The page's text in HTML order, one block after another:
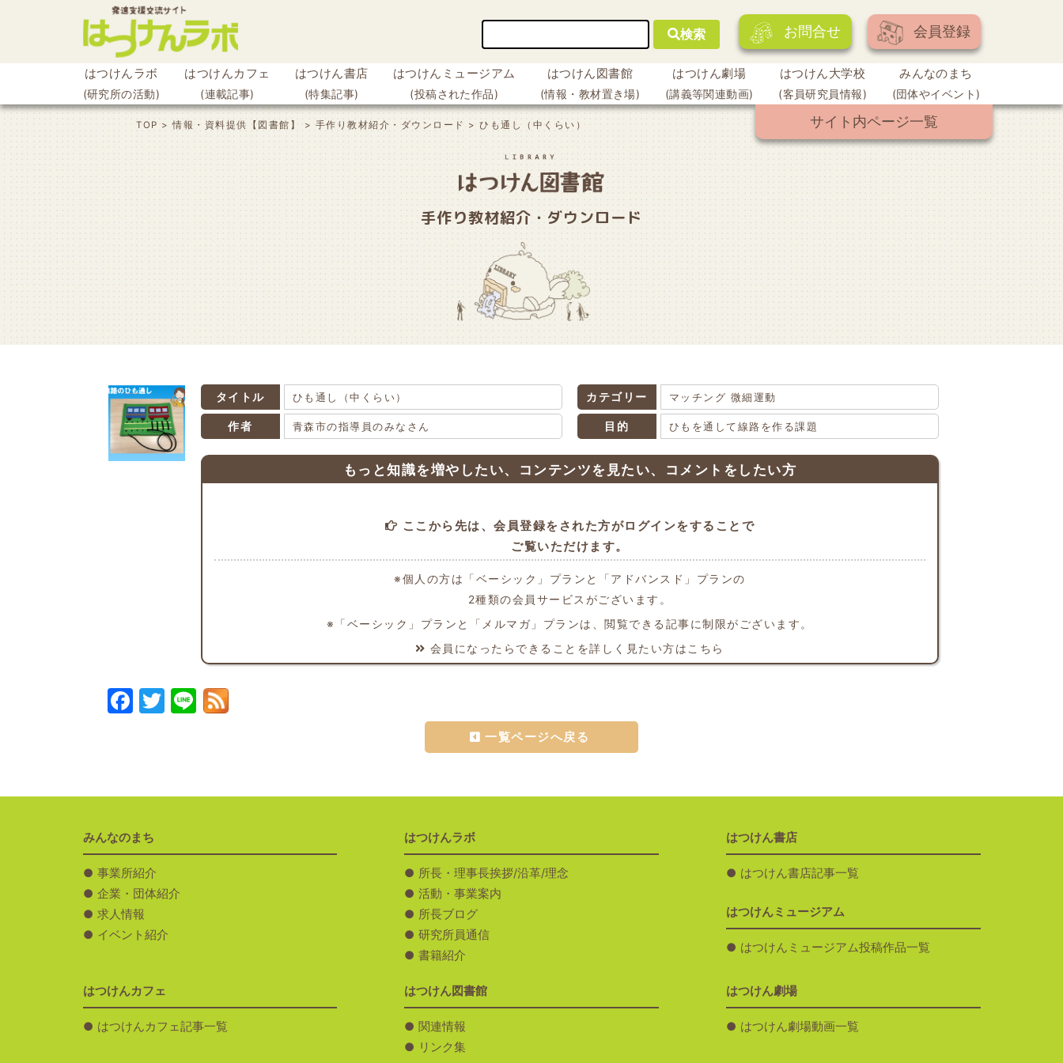
検索 お問合せ 会員登録
はつけんラボ
(研究所の活動)
はつけんカフェ
(連載記事)
はつけん書店
(特集記事)
はつけんミュージアム
(投稿された作品)
はつけん図書館
(情報・教材置き場)
はつけん劇場
(講義等関連動画)
はつけん大学校
(客員研究員情報)
みんなのまち
(団体やイベント)
サイト内ページ一覧
TOP >情報・資料提供【図書館】 > 手作り教材紹介・ダウンロード > ひも通し（中くらい）
手作り教材紹介・ダウンロード
タイトル ひも通し（中くらい） カテゴリー マッチング 微細運動
作者 青森市の指導員のみなさん 目的 ひもを通して線路を作る課題
もっと知識を増やしたい、 コンテンツを見たい、 コメントをしたい方
ここから先は、会員登録をされた方がログインをすることで
ご覧いただけます。
※個人の方は「ベーシック」プランと
「アドバンスド」プランの
2種類の会員サービスがございます。
※「ベーシック」プランと
「メルマガ」プランは、 閲覧できる記事に制限がございます。
会員になったらできることを詳しく見たい方はこちら
Facebook
Twitter
Line
一覧ページへ戻る
みんなのまち
事業所紹介
企業・団体紹介
求人情報
イベント紹介
はつけんラボ
所長・理事長挨拶/沿革/理念
活動・事業案内
所長ブログ
研究所員通信
書籍紹介
はつけん書店
はつけん書店記事一覧
はつけんミュージアム
はつけんミュージアム投稿作品一覧
はつけんカフェ
はつけんカフェ記事一覧
はつけん図書館
関連情報
リンク集
はつけん劇場
はつけん劇場動画一覧